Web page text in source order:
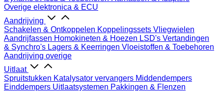
Overige elektronica & ECU
Aandrijving
Schakelen & Ontkoppelen Koppelingssets Vliegwielen
Aandrijfassen Homokineten & Hoezen LSD's Vertandingen
& Synchro's Lagers & Keerringen Vloeistoffen & Toebehoren
Aandrijving overige
Uitlaat
Spruitstukken Katalysator vervangers Middendempers
Einddempers Uitlaatsystemen Pakkingen & Flenzen